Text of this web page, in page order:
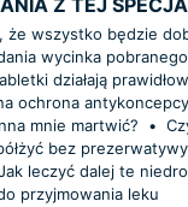
że wszystko będzie
wycinka
działają
ochrona
mnie martwić?
•
bez
leczyć dalej te
przyjmowania leku